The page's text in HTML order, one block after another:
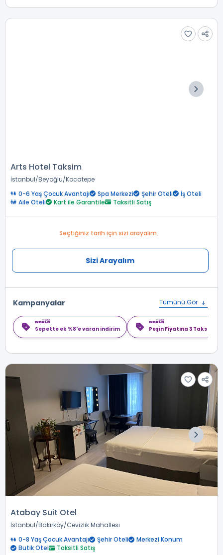
Arts Hotel Taksim
İstanbul Beyoğlu Kocatepe
0-6 Yaş Çocuk Avantajı
Spa Merkezi Şehir Oteli
İş Oteli
Aile Oteli
Kart ile Garantile Taksitli Satış
Seçtiğiniz tarih için sizi arayalım.
Sizi Arayalım
Kampanyalar Tümünü Gör
Sepette ek %8'e varan indirim Peşin Fiyatına 3 Taksit
Atabay Suit Otel
İstanbul Bakırköy Cevizlik Mahallesi
0-8 Yaş Çocuk Avantajı
Şehir Oteli
Merkezi Konum
Butik Otel
Taksitli Satış